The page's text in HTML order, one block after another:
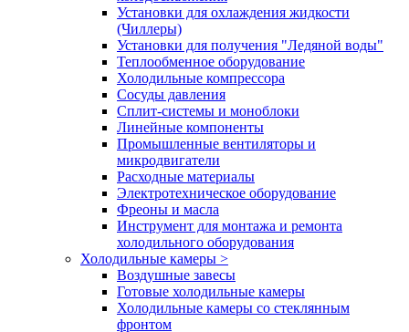
Установки для охлаждения жидкости
(Чиллеры)
Установки для получения "Ледяной воды"
Теплообменное оборудование
Холодильные компрессора
Сосуды давления
Cплит-системы и моноблоки
Линейные компоненты
Промышленные вентиляторы и
микродвигатели
Расходные материалы
Электротехническое оборудование
Фреоны и масла
Инструмент для монтажа и ремонта
холодильного оборудования
Холодильные камеры >
Воздушные завесы
Готовые холодильные камеры
Холодильные камеры со стеклянным
фронтом